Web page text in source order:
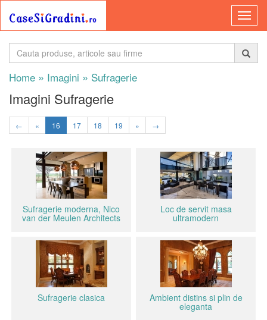
Home » Imagini » Sufragerie
Imagini Sufragerie
← « 16 17 18 19 » →
Sufragerie moderna, Nico
van der Meulen Architects
Loc de servit masa
ultramodern
Sufragerie clasica Ambient distins si plin de
eleganta